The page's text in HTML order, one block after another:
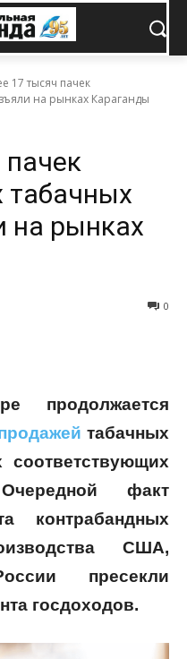
17 тысяч пачек
на рынках Караганды
табачных
на рынках
0
продолжается
табачных
факт
контрабандных
CША,
пресекли
госдоходов.